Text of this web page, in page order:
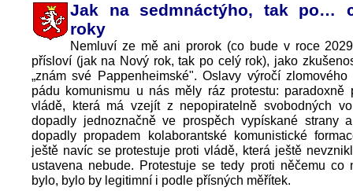
Jak na sedmnáctýho, tak po…
roky
Nemluví ze mě ani prorok (co bude v roce
přísloví (jak na Nový rok, tak po celý rok), jako
„znám své Pappenheimské". Oslavy výročí
pádu komunismu u nás měly ráz protestu: paradoxně
vládě, která má vzejít z nepopiratelně svobodných
dopadly jednoznačně ve prospěch vypískané strany
dopadly propadem kolaborantské komunistické
ještě navíc se protestuje proti vládě, která ještě
ustavena nebude. Protestuje se tedy proti něčemu co
bylo, bylo by legitimní i podle přísných měřítek.